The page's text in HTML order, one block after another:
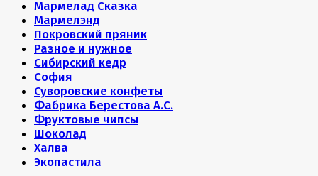
Мармелад Сказка
Мармелэнд
Покровский пряник
Разное и нужное
Сибирский кедр
София
Суворовские конфеты
Фабрика Берестова А.С.
Фруктовые чипсы
Шоколад
Халва
Экопастила